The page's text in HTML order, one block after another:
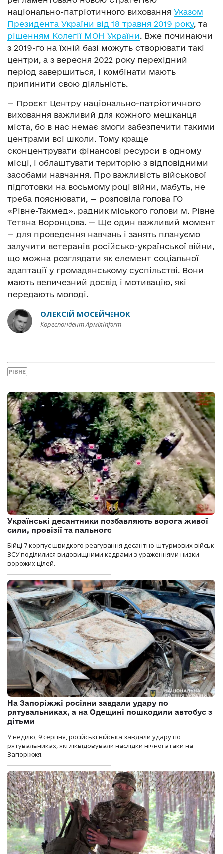
національно-патріотичного виховання Указом
Президента України від 18 травня 2019 року, та
рішенням Колегії МОН України. Вже починаючи
з 2019-го на їхній базі можуть створювати такі
центри, а з вересня 2022 року перехідний
період завершиться, і комбінати мають
припинити свою діяльність.
— Проєкт Центру національно-патріотичного
виховання важливий для кожного мешканця
міста, бо в нас немає змоги забезпечити такими
центрами всі школи. Тому краще
сконцентрувати фінансові ресурси в одному
місці, і облаштувати територію з відповідними
засобами навчання. Про важливість військової
підготовки на восьмому році війни, мабуть, не
треба пояснювати, — розповіла голова ГО
«Рівне-Такмед», радник міського голови м. Рівне
Тетяна Воронцова. — Ще один важливий момент
— для проведення навчань і занять плануємо
залучити ветеранів російсько-української війни,
що можна розглядати як елемент соціальної
адаптації у громадянському суспільстві. Вони
мають величезний досвід і мотивацію, які
передають молоді.
ОЛЕКСІЙ МОСЕЙЧЕНОК
Кореспондент АрміяInform
РІВНЕ
Українські десантники позбавляють ворога живої
сили, провізії та пального
Бійці 7 корпус швидкого реагування десантно-штурмових військ
ЗСУ поділилися видовищними кадрами з ураженнями низки
ворожих цілей.
На Запоріжжі росіяни завдали удару по
рятувальниках, а на Одещині пошкодили автобус з
дітьми
У неділю, 9 серпня, російські війська завдали удару по
рятувальниках, які ліквідовували наслідки нічної атаки на
Запоріжжя.